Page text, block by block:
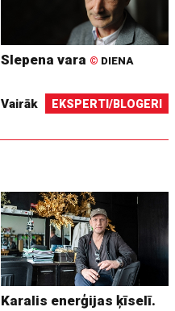
Slepena vara © DIENA
Vairāk EKSPERTI/BLOGERI
Karalis enerģijas ķīselī.